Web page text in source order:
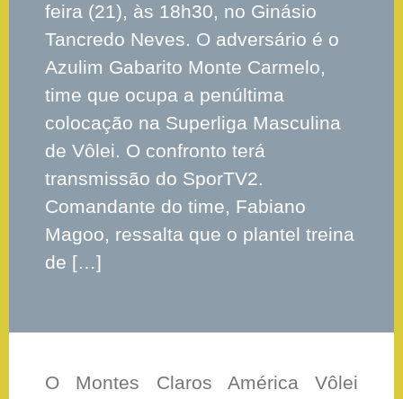
feira (21), às 18h30, no Ginásio
Tancredo Neves. O adversário é o
Azulim Gabarito Monte Carmelo,
time que ocupa a penúltima
colocação na Superliga Masculina
de Vôlei. O confronto terá
transmissão do SporTV2.
Comandante do time, Fabiano
Magoo, ressalta que o plantel treina
de […]
O Montes Claros América Vôlei